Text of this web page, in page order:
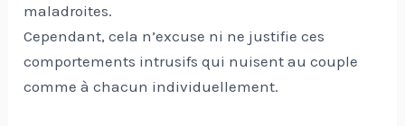
maladroites.
Cependant, cela n’excuse ni ne justifie ces
comportements intrusifs qui nuisent au couple
comme à chacun individuellement.